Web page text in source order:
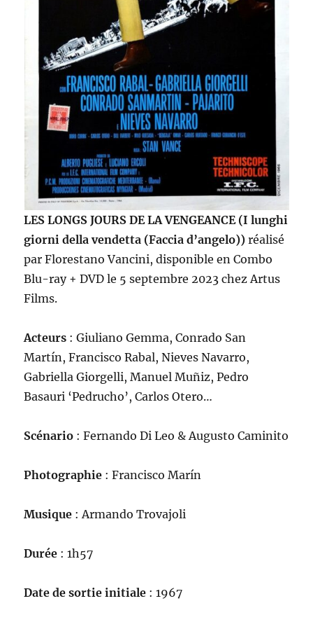
LES LONGS JOURS DE LA VENGEANCE (I lunghi
giorni della vendetta (Faccia d’angelo)) réalisé
par Florestano Vancini, disponible en Combo
Blu-ray + DVD le 5 septembre 2023 chez Artus
Films.
Acteurs : Giuliano Gemma, Conrado San
Martín, Francisco Rabal, Nieves Navarro,
Gabriella Giorgelli, Manuel Muñiz, Pedro
Basauri ‘Pedrucho’, Carlos Otero…
Scénario : Fernando Di Leo & Augusto Caminito
Photographie : Francisco Marín
Musique : Armando Trovajoli
Durée : 1h57
Date de sortie initiale : 1967